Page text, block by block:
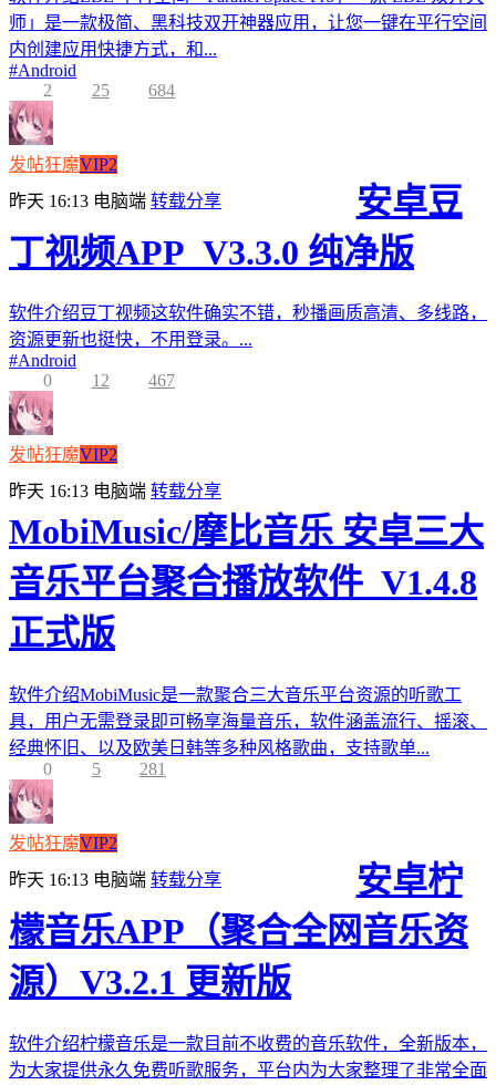
师」是一款极简、黑科技双开神器应用，让您一键在平行空间
内创建应用快捷方式，和...
#Android
2
25 684
发帖狂魔VIP2
昨天 16:13 电脑端 转载分享
安卓豆
丁视频APP_V3.3.0 纯净版
软件介绍豆丁视频这软件确实不错，秒播画质高清、多线路，
资源更新也挺快，不用登录。...
#Android
0
12 467
发帖狂魔VIP2
昨天 16:13 电脑端 转载分享
MobiMusic/摩比音乐 安卓三大
音乐平台聚合播放软件_V1.4.8
正式版
软件介绍MobiMusic是一款聚合三大音乐平台资源的听歌工
具，用户无需登录即可畅享海量音乐，软件涵盖流行、摇滚、
经典怀旧、以及欧美日韩等多种风格歌曲，支持歌单...
0
5 281
发帖狂魔VIP2
昨天 16:13 电脑端 转载分享
安卓柠
檬音乐APP（聚合全网音乐资
源）V3.2.1 更新版
软件介绍柠檬音乐是一款目前不收费的音乐软件，全新版本，
为大家提供永久免费听歌服务，平台内为大家整理了非常全面